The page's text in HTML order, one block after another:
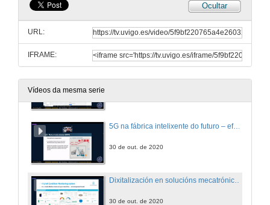
Ocultar
URL:
IFRAME:
Vídeos da mesma serie
29 de out. de 2020
5G na fábrica intelixente do futuro – efectos e vantaxes
30 de out. de 2020
30 de out. de 2020